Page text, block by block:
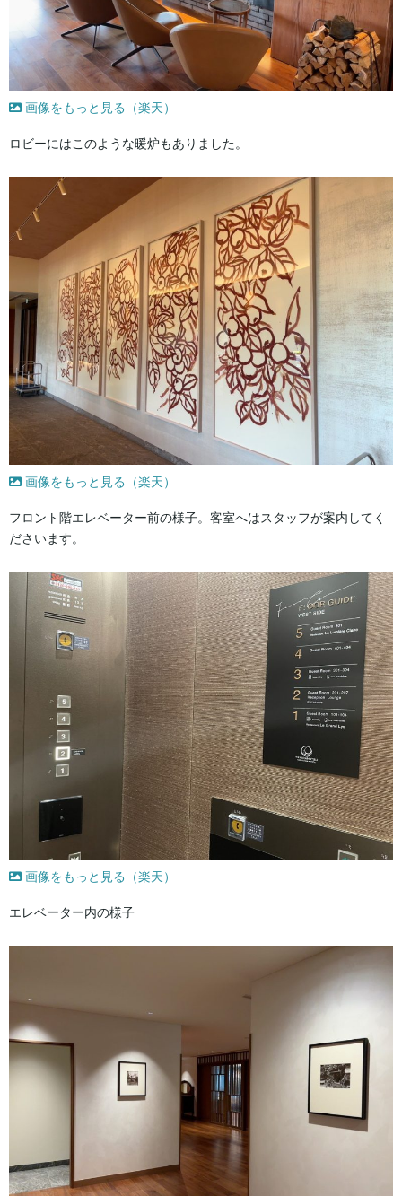
画像をもっと見る（楽天）
ロビーにはこのような暖炉もありました。
画像をもっと見る（楽天）
フロント階エレベーター前の様子。客室へはスタッフが案内してく
ださいます。
画像をもっと見る（楽天）
エレベーター内の様子